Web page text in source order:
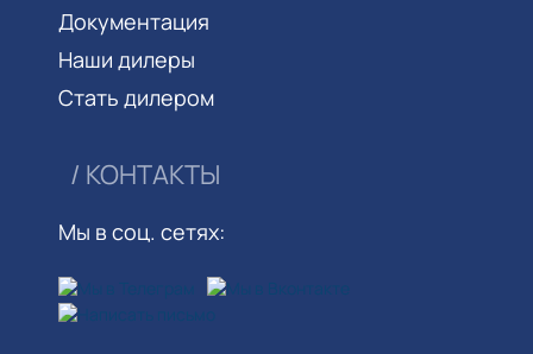
Документация
Наши дилеры
Стать дилером
КОНТАКТЫ
Мы в соц. сетях: